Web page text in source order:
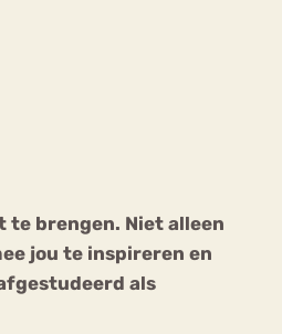
te brengen. Niet alleen
jou te inspireren en
als